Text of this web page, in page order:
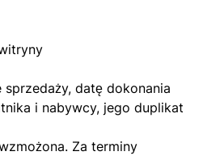
datę dokonania
i nabywcy, jego duplikat
Za terminy